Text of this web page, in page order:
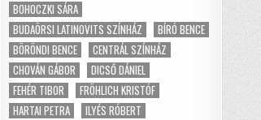
BOHOCZKI SÁRA
BUDAÖRSI LATINOVITS SZÍNHÁZ
BÍRÓ BENCE
BÖRÖNDI BENCE
CENTRÁL SZÍNHÁZ
CHOVÁN GÁBOR
DICSŐ DÁNIEL
FEHÉR TIBOR
FRÖHLICH KRISTÓF
HARTAI PETRA
ILYÉS RÓBERT